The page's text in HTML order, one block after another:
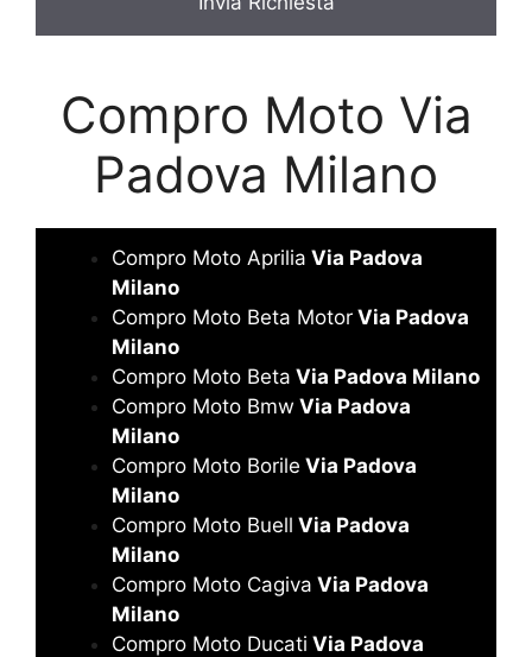
Compro Moto Via
Padova Milano
Compro Moto Aprilia Via Padova
Milano
Compro Moto Beta Motor Via Padova
Milano
Compro Moto Beta Via Padova Milano
Compro Moto Bmw Via Padova
Milano
Compro Moto Borile Via Padova
Milano
Compro Moto Buell Via Padova
Milano
Compro Moto Cagiva Via Padova
Milano
Compro Moto Ducati Via Padova